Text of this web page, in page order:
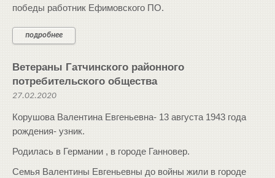
победы работник Ефимовского ПО.
подробнее
Ветераны Гатчинского районного
потребительского общества
27.02.2020
Корушова Валентина Евгеньевна- 13 августа 1943 года
рождения- узник.
Родилась в Германии , в городе Ганновер.
Семья Валентины Евгеньевны до войны жили в городе